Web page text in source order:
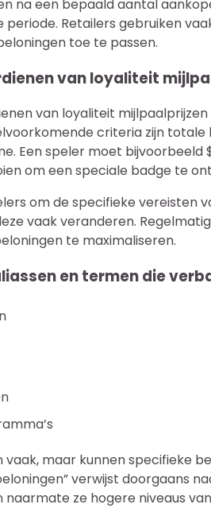
na een bepaald aantal
periode. Retailers gebruiken
toe te passen.
van loyaliteit
van loyaliteit
criteria zijn
Een speler moet
om een speciale badge te
om de specifieke
vaak veranderen.
te maximaliseren.
en termen die
maar kunnen specifieke
verwijst doorgaans
ze hogere niveaus